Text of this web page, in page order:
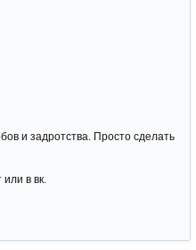
и задротства. Просто сделать
в вк.